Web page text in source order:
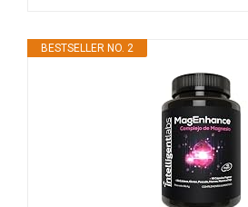
BESTSELLER NO. 2